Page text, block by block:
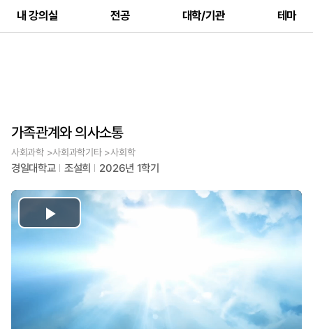
내 강의실 전공 대학/기관 테마
가족관계와 의사소통
사회과학 >사회과학기타 >사회학
경일대학교 조설희 2026년 1학기
Play